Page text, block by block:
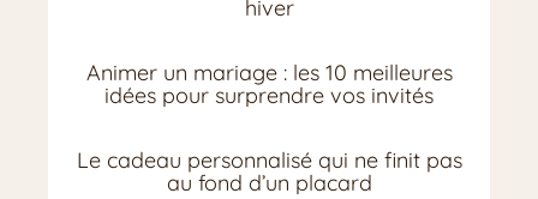
hiver
Animer un mariage : les 10 meilleures
idées pour surprendre vos invités
Le cadeau personnalisé qui ne finit pas
au fond d’un placard